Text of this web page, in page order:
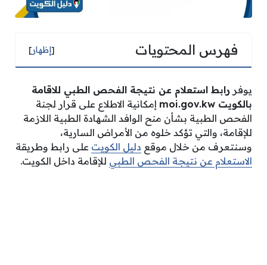
فهرس المحتويات [إظهار]
يوفر رابط استعلام عن نتيجة الفحص الطبي للاقامة
بالكويت moi.gov.kw إمكانية الاطلاع على قرار لجنة
الفحص الطبية بشأن منح الوافد الشهادة الطبية اللازمة
للإقامة، والتي تؤكد خلوه من الأمراض السارية،
وسنتعرف من خلال موقع دليل الكويت على رابط وطريقة
الاستعلام عن نتيجة الفحص الطبي للإقامة داخل الكويت.